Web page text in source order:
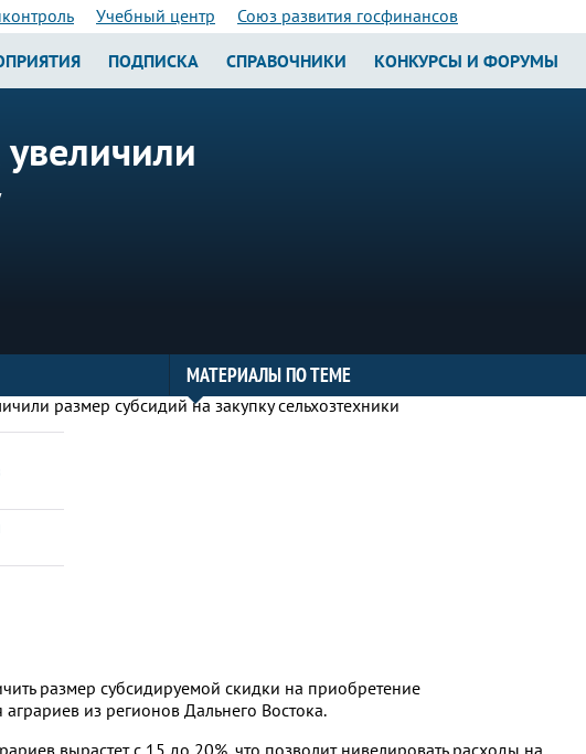
Учебный центр Союз развития госфинансов
ПОДПИСКА СПРАВОЧНИКИ КОНКУРСЫ И ФОРУМЫ
МАТЕРИАЛЫ ПО ТЕМЕ
размер субсидируемой скидки на приобретение
из регионов Дальнего Востока.
вырастет с 15 до 20%, что позволит нивелировать расходы на